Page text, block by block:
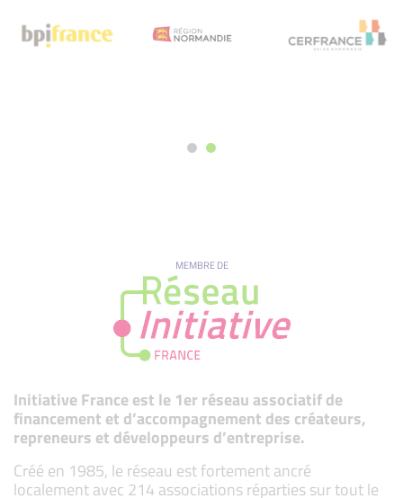
MEMBRE DE
Initiative France est le 1er réseau associatif de
financement et d’accompagnement des créateurs,
repreneurs et développeurs d’entreprise.
Créé en 1985, le réseau est fortement ancré
localement avec 214 associations réparties sur tout le